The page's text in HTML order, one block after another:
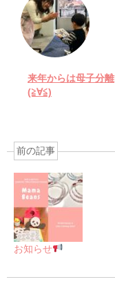
来年からは母子分離
(≧∀≦)
前の記事
お知らせ